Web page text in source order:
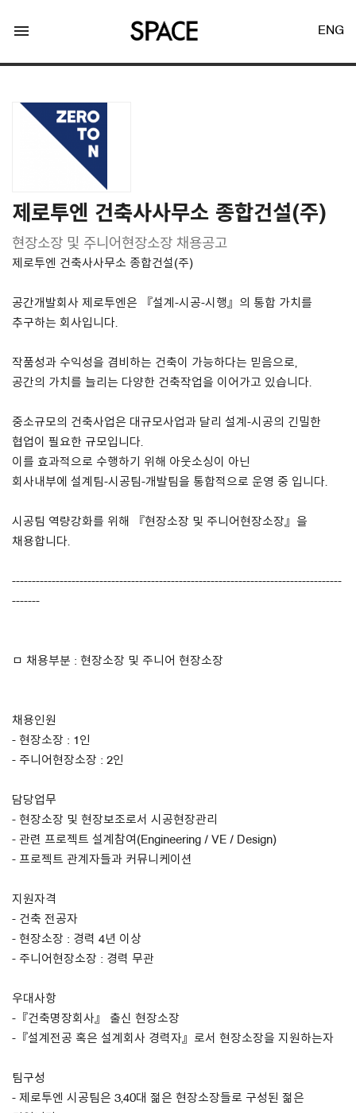
LOGIN
Twitter Login
Customer Service
menu ENG
제로투엔 건축사사무소 종합건설(주)
현장소장 및 주니어현장소장 채용공고
제로투엔 건축사사무소 종합건설(주)
공간개발회사 제로투엔은 『설계-시공-시행』의 통합 가치를
추구하는 회사입니다.
작품성과 수익성을 겸비하는 건축이 가능하다는 믿음으로,
공간의 가치를 늘리는 다양한 건축작업을 이어가고 있습니다.
중소규모의 건축사업은 대규모사업과 달리 설계-시공의 긴밀한
협업이 필요한 규모입니다.
이를 효과적으로 수행하기 위해 아웃소싱이 아닌
회사내부에 설계팀-시공팀-개발팀을 통합적으로 운영 중 입니다.
시공팀 역량강화를 위해 『현장소장 및 주니어현장소장』을
채용합니다.
-----------------------------------------------------------------------------------
-------
ㅁ 채용부분 : 현장소장 및 주니어 현장소장
채용인원
- 현장소장 : 1인
- 주니어현장소장 : 2인
담당업무
- 현장소장 및 현장보조로서 시공현장관리
- 관련 프로젝트 설계참여(Engineering / VE / Design)
- 프로젝트 관계자들과 커뮤니케이션
지원자격
- 건축 전공자
- 현장소장 : 경력 4년 이상
- 주니어현장소장 : 경력 무관
우대사항
-『건축명장회사』 출신 현장소장
-『설계전공 혹은 설계회사 경력자』로서 현장소장을 지원하는자
팀구성
- 제로투엔 시공팀은 3,40대 젊은 현장소장들로 구성된 젊은